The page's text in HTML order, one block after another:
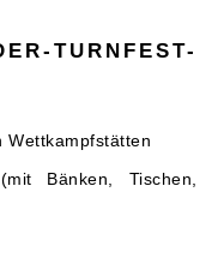
TURNFEST-
Wettkampfstätten
Bänken, Tischen,